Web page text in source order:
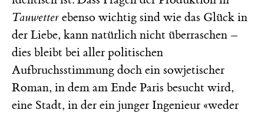
Tauwetter ebenso wichtig sind wie das Glück in
der Liebe, kann natürlich nicht überraschen –
dies bleibt bei aller politischen
Aufbruchsstimmung doch ein sowjetischer
Roman, in dem am Ende Paris besucht wird,
eine Stadt, in der ein junger Ingenieur «weder